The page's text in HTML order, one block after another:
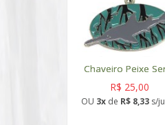
Chaveiro Peixe
R$ 25,00
OU 3x de R$ 8,33 s/